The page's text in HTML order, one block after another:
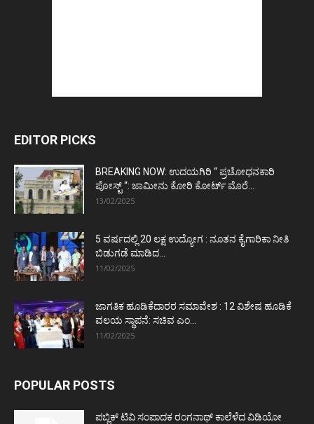
EDITOR PICKS
BREAKING NOW: ಉದಯಗಿರಿ “ ಪ್ರಚೋಧನಕಾರಿ
ಪೋಸ್ಟ್‌ “: ಜಾಮೀನು ಕೋರಿ ಕೋರ್ಟ್‌ ಮೊರೆ...
13/02/2025
5 ವರ್ಷದಲ್ಲಿ 20 ಲಕ್ಷ ಉದ್ಯೋಗ : ನೂತನ ಕೈಗಾರಿಕಾ ನೀತಿ
ಬಿಡುಗಡೆ ಮಾಡಿದ...
11/02/2025
ಜಾಗತಿಕ ಹೂಡಿಕೆದಾರರ ಸಮಾವೇಶ : 12 ವಿಶೇಷ ಹೂಡಿಕೆ
ವಲಯ ಸ್ಥಾಪನೆ: ಸಚಿವ ಎಂ...
11/02/2025
POPULAR POSTS
ಪಬ್ಲಿಕ್ ಟಿವಿ ಸಂಪಾದಕ ರಂಗನಾಥ್ ಕಾಲೆಳೆದ ವಿಡಿಯೋ